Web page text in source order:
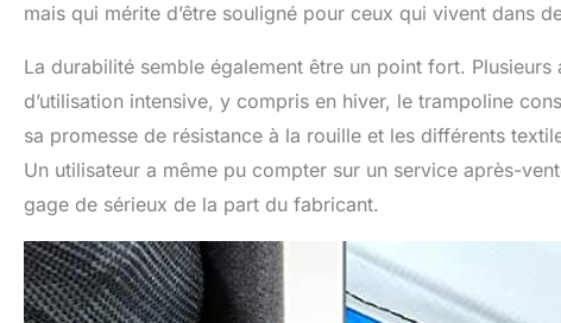
mais qui mérite d’être souligné pour ceux qui vivent dans
La durabilité semble également être un point fort.
d’utilisation intensive, y compris en hiver, le trampoline
sa promesse de résistance à la rouille et les différents
Un utilisateur a même pu compter sur un service après-
gage de sérieux de la part du fabricant.